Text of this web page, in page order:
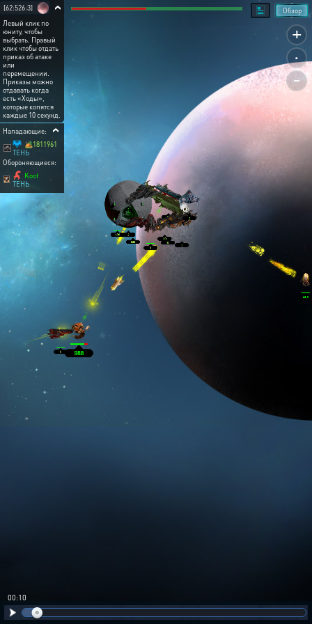
+
.
-
Обзор
[62:526:3]
Левый клик по
юниту, чтобы
выбрать. Правый
клик чтобы отдать
приказ об атаке
или
перемещении.
Приказы можно
отдавать когда
есть «Ходы»,
которые копятся
каждые 10 секунд.
Нападающие:
🏕️1811961
ТЕНЬ
Обороняющиеся:
Koot
ТЕНЬ
00:10